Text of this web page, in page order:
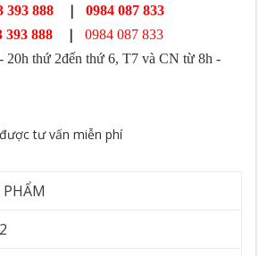
393 888 |
0984 087 833
393 888 |
0984 087 833
20h thứ 2đến thứ 6, T7 và CN từ 8h -
tư vấn miễn phí